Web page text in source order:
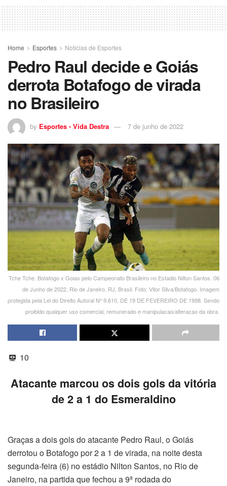
Home Esportes Notícias de Esportes
Pedro Raul decide e Goiás
derrota Botafogo de virada
no Brasileiro
by Esportes - Vida Destra 7 de junho de 2022
Tche Tche. Botafogo x Goias pelo Campeonato Brasileiro no Estadio Nilton Santos. 06
de Junho de 2022, Rio de Janeiro, RJ, Brasil. Foto: Vitor Silva/Botafogo. Imagem
protegida pela Lei do Direito Autoral Nº 9.610, DE 19 DE FEVEREIRO DE 1998. Sendo
proibido qualquer uso comercial, remunerado e manipulacao/alteracao da obra.
10
Atacante marcou os dois gols da vitória
de 2 a 1 do Esmeraldino
Graças a dois gols do atacante Pedro Raul, o Goiás
derrotou o Botafogo por 2 a 1 de virada, na noite desta
segunda-feira (6) no estádio Nilton Santos, no Rio de
Janeiro, na partida que fechou a 9ª rodada do